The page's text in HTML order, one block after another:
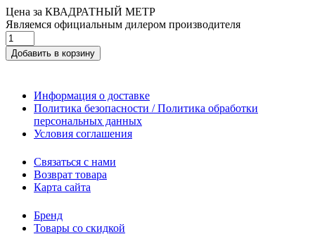
Цена за КВАДРАТНЫЙ МЕТР
Являемся официальным дилером производителя
Добавить в корзину
Информация о доставке
Политика безопасности / Политика обработки
персональных данных
Условия соглашения
Связаться с нами
Возврат товара
Карта сайта
Бренд
Товары со скидкой